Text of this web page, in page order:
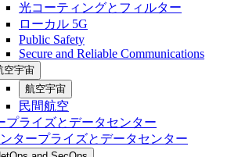
光コーティングとフィルター
ローカル 5G
Public Safety
Secure and Reliable Communications
空宇宙
航空宇宙
民間航空
プライズとデータセンター
タープライズとデータセンター